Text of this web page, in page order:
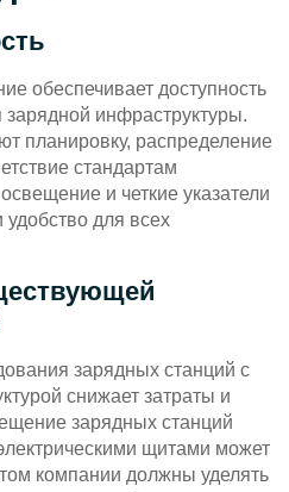
обеспечивает доступность
зарядной инфраструктуры.
планировку, распределение
стандартам
и четкие указатели
для всех
зарядных станций с
снижает затраты и
зарядных станций
щитами может
компании должны уделять